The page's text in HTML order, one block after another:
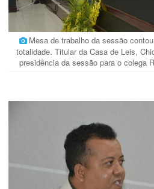
Mesa de trabalho da sessão
totalidade. Titular da Casa de Leis,
presidência da sessão para o colega